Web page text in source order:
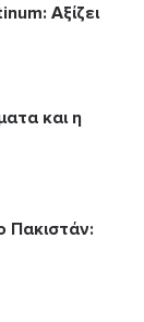
Αξίζει
και η
Πακιστάν: